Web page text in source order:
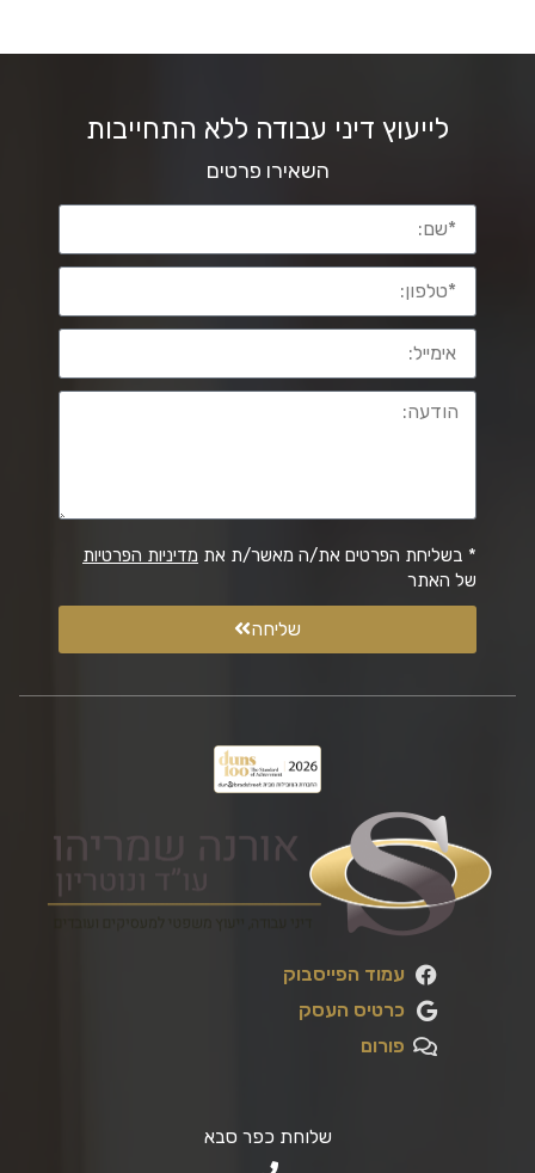
לייעוץ דיני עבודה ללא התחייבות
השאירו פרטים
* בשליחת הפרטים את/ה מאשר/ת את מדיניות הפרטיות
של האתר
שליחה
עמוד הפייסבוק
כרטיס העסק
פורום
שלוחת כפר סבא